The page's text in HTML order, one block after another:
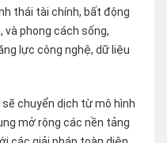
thái tài chính, bất động
và phong cách sống,
lực công nghệ, dữ liệu
chuyển dịch từ mô hình
mở rộng các nền tảng